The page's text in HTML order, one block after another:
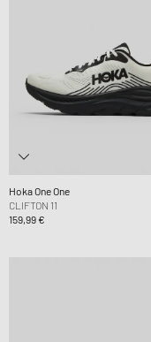
Hoka One One
CLIFTON 11
159,99 €